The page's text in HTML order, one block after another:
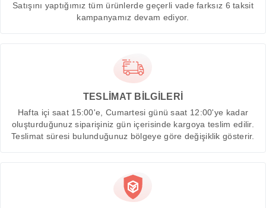
Satışını yaptığımız tüm ürünlerde geçerli vade farksız 6 taksit
kampanyamız devam ediyor.
TESLİMAT BİLGİLERİ
Hafta içi saat 15:00'e, Cumartesi günü saat 12:00'ye kadar
oluşturduğunuz siparişiniz gün içerisinde kargoya teslim edilir.
Teslimat süresi bulunduğunuz bölgeye göre değişiklik gösterir.